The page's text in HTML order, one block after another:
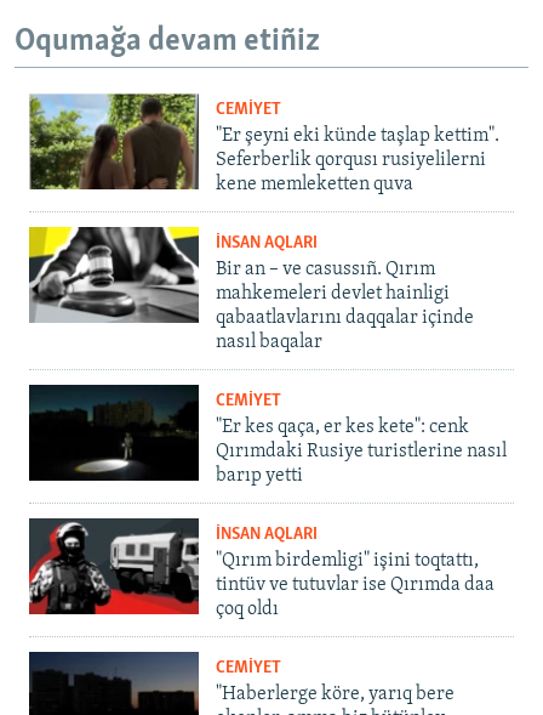
Oqumağa devam etiñiz
CEMİYET
"Er şeyni eki künde taşlap kettim".
Seferberlik qorqusı rusiyelilerni
kene memleketten quva
İNSAN AQLARI
Bir an – ve casussıñ. Qırım
mahkemeleri devlet hainligi
qabaatlavlarını daqqalar içinde
nasıl baqalar
CEMİYET
"Er kes qaça, er kes kete": cenk
Qırımdaki Rusiye turistlerine nasıl
barıp yetti
İNSAN AQLARI
"Qırım birdemligi" işini toqtattı,
tintüv ve tutuvlar ise Qırımda daa
çoq oldı
CEMİYET
"Haberlerge köre, yarıq bere